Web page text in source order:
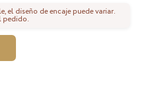
el diseño de encaje puede variar.
pedido.